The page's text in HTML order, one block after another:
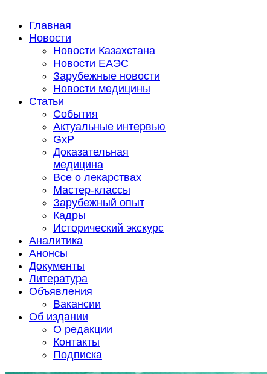
Главная
Новости
Новости Казахстана
Новости ЕАЭС
Зарубежные новости
Новости медицины
Статьи
События
Актуальные интервью
GxP
Доказательная
медицина
Все о лекарствах
Мастер-классы
Зарубежный опыт
Кадры
Исторический экскурс
Аналитика
Анонсы
Документы
Литература
Объявления
Вакансии
Об издании
О редакции
Контакты
Подписка